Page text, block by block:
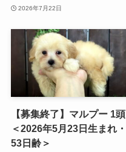
2026年7月22日
【募集終了】マルプー 1頭
＜2026年5月23日生まれ・
53日齢＞